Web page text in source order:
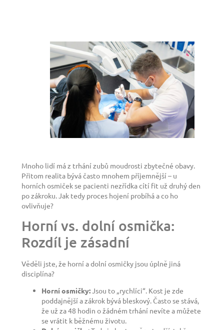
Mnoho lidí má z trhání zubů moudrosti zbytečné obavy.
Přitom realita bývá často mnohem příjemnější – u
horních osmiček se pacienti nezřídka cítí fit už druhý den
po zákroku. Jak tedy proces hojení probíhá a co ho
ovlivňuje?
Horní vs. dolní osmička:
Rozdíl je zásadní
Věděli jste, že horní a dolní osmičky jsou úplně jiná
disciplína?
Horní osmičky:Jsou to „rychlíci“. Kost je zde
poddajnější a zákrok bývá bleskový. Často se stává,
že už za 48 hodin o žádném trhání nevíte a můžete
se vrátit k běžnému životu.